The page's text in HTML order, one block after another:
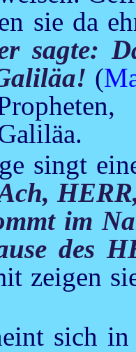
sie da
sagte:
(
singt
im
des
zeigen
sich